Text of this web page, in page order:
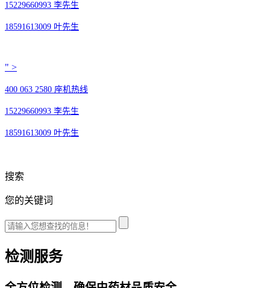
15229660993 李先生
18591613009 叶先生
" >
400 063 2580 座机热线
15229660993 李先生
18591613009 叶先生
搜索
您的关键词
检测服务